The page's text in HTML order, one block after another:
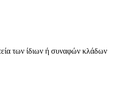
των ίδιων ή συναφών κλάδων